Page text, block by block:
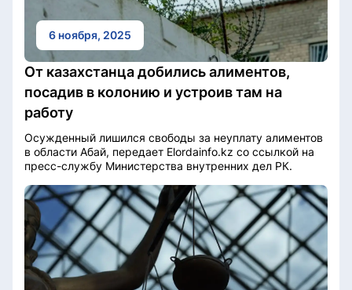
6 ноября, 2025
От казахстанца добились алиментов,
посадив в колонию и устроив там на
работу
Осужденный лишился свободы за неуплату алиментов
в области Абай, передает Elordainfo.kz со ссылкой на
пресс-службу Министерства внутренних дел РК.